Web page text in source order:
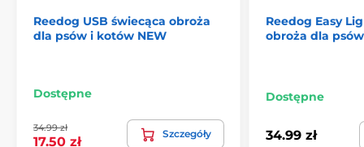
Reedog USB świecąca obroża
dla psów i kotów NEW
Dostępne
34.99 zł
17.50 zł
Szczegóły
Reedog Easy
obroża dla
Dostępne
34.99 zł